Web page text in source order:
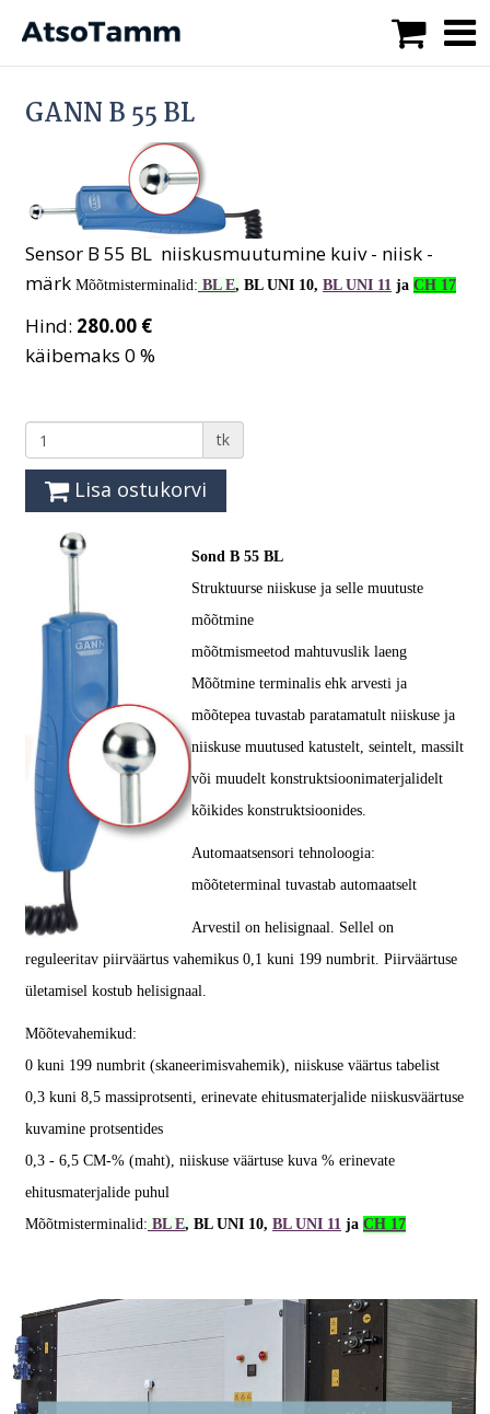
GANN B 55 BL
Sensor B 55 BL niiskusmuutumine kuiv - niisk -
märk Mõõtmisterminalid: BL E, BL UNI 10, BL UNI 11 ja CH 17
Hind: 280.00 €
käibemaks 0 %
tk
Lisa ostukorvi
Sond B 55 BL
Struktuurse niiskuse ja selle muutuste
mõõtmine
mõõtmismeetod mahtuvuslik laeng
Mõõtmine terminalis ehk arvesti ja
mõõtepea tuvastab paratamatult niiskuse ja
niiskuse muutused katustelt, seintelt, massilt
või muudelt konstruktsioonimaterjalidelt
kõikides konstruktsioonides.
Automaatsensori tehnoloogia:
mõõteterminal tuvastab automaatselt
Arvestil on helisignaal. Sellel on
reguleeritav piirväärtus vahemikus 0,1 kuni 199 numbrit. Piirväärtuse
ületamisel kostub helisignaal.
Mõõtevahemikud:
0 kuni 199 numbrit (skaneerimisvahemik), niiskuse väärtus tabelist
0,3 kuni 8,5 massiprotsenti, erinevate ehitusmaterjalide niiskusväärtuse
kuvamine protsentides
0,3 - 6,5 CM-% (maht), niiskuse väärtuse kuva % erinevate
ehitusmaterjalide puhul
Mõõtmisterminalid: BL E, BL UNI 10, BL UNI 11 ja CH 17